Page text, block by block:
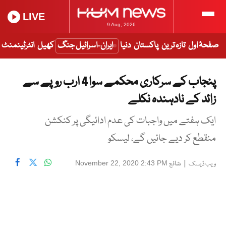
9 Aug, 2026
LIVE
صفحۂ اول تازہ ترین پاکستان دنیا ایران-اسرائیل جنگ کھیل انٹرٹینمنٹ
پنجاب کے سرکاری محکمے سوا 4 ارب روپے سے
زائد کے نادہندہ نکلے
ایک ہفتے میں واجبات کی عدم ادائیگی پر کنکشن
منقطع کر دیے جائیں گے، لیسکو
ویب ڈیسک | شائع November 22, 2020 2:43 PM